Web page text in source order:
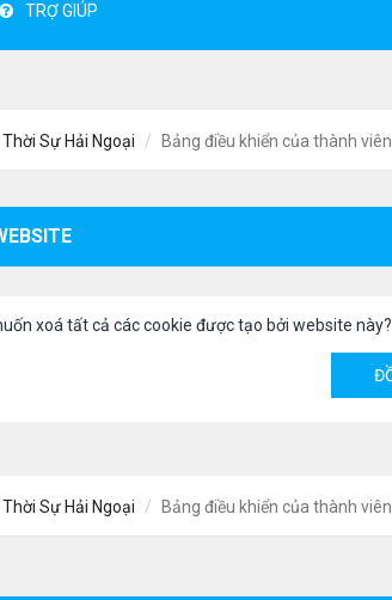
TRỢ GIÚP
Sự Hải Ngoại Bảng điều khiển của thành viên
xoá tất cả các cookie được tạo bởi website này?
Sự Hải Ngoại Bảng điều khiển của thành viên